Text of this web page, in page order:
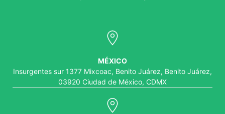
MÉXICO
Insurgentes sur 1377 Mixcoac, Benito Juárez, Benito Juárez,
03920 Ciudad de México, CDMX